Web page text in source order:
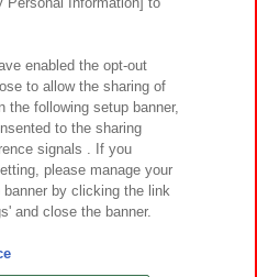
よくあるご質問・お問い合わせ
Amusement Inc.
Lab Inc.
enabled the opt-out
to allow the sharing of
the following setup banner,
to the sharing
signals . If you
please manage your
by clicking the link
and close the banner.